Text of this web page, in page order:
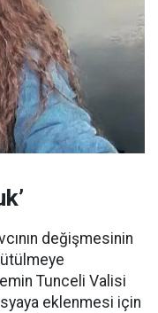
değişmesinin
Tunceli Valisi
eklenmesi için